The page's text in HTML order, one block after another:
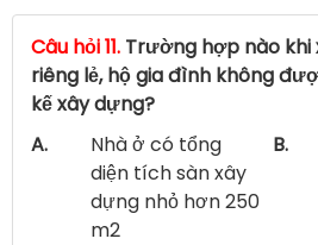
Câu hỏi 11. Trường hợp nào khi
riêng lẻ, hộ gia đình không
kế xây dựng?
A.
Nhà ở có tổng
diện tích sàn xây
dựng nhỏ hơn 250
m2
B.